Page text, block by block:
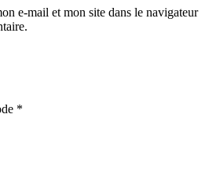
e-mail et mon site dans le navigateur
*